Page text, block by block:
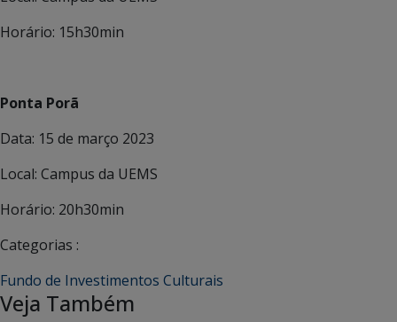
Horário: 15h30min
Ponta Porã
Data: 15 de março 2023
Local: Campus da UEMS
Horário: 20h30min
Categorias :
Fundo de Investimentos Culturais
Veja Também